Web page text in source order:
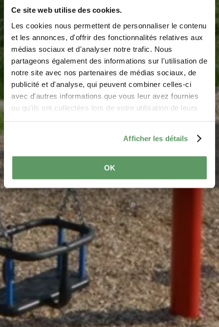
Ce site web utilise des cookies.
Les cookies nous permettent de personnaliser le contenu
et les annonces, d'offrir des fonctionnalités relatives aux
médias sociaux et d'analyser notre trafic. Nous
partageons également des informations sur l'utilisation de
notre site avec nos partenaires de médias sociaux, de
publicité et d'analyse, qui peuvent combiner celles-ci
avec d'autres informations que vous leur avez fournies
ou qu'ils ont collectées lors de votre utilisation de leurs
Afficher les détails
OK
Speelplaats - Cité am
Bruch